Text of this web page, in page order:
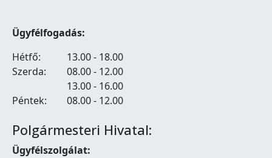
Ügyfélfogadás:
Hétfő:
13.00 - 18.00
Szerda:
08.00 - 12.00
13.00 - 16.00
Péntek:
08.00 - 12.00
Polgármesteri Hivatal:
Ügyfélszolgálat: